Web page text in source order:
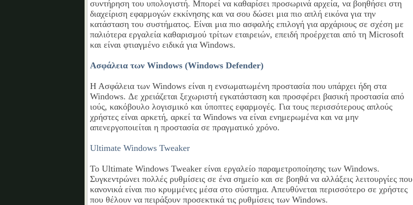
συντήρηση του υπολογιστή. Μπορεί να καθαρίσει προσωρινά αρχεία, να βοηθήσει στη
διαχείριση εφαρμογών εκκίνησης και να σου δώσει μια πιο απλή εικόνα για την
κατάσταση του συστήματος. Είναι μια πιο ασφαλής επιλογή για αρχάριους σε σχέση με
παλιότερα εργαλεία καθαρισμού τρίτων εταιρειών, επειδή προέρχεται από τη Microsoft
και είναι φτιαγμένο ειδικά για Windows.
Ασφάλεια των Windows (Windows Defender)
Η Ασφάλεια των Windows είναι η ενσωματωμένη προστασία που υπάρχει ήδη στα
Windows. Δε χρειάζεται ξεχωριστή εγκατάσταση και προσφέρει βασική προστασία από
ιούς, κακόβουλο λογισμικό και ύποπτες εφαρμογές. Για τους περισσότερους απλούς
χρήστες είναι αρκετή, αρκεί τα Windows να είναι ενημερωμένα και να μην
απενεργοποιείται η προστασία σε πραγματικό χρόνο.
Ultimate Windows Tweaker
Το Ultimate Windows Tweaker είναι εργαλείο παραμετροποίησης των Windows.
Συγκεντρώνει πολλές ρυθμίσεις σε ένα σημείο και σε βοηθά να αλλάξεις λειτουργίες που
κανονικά είναι πιο κρυμμένες μέσα στο σύστημα. Απευθύνεται περισσότερο σε χρήστες
που θέλουν να πειράξουν προσεκτικά τις ρυθμίσεις των Windows.